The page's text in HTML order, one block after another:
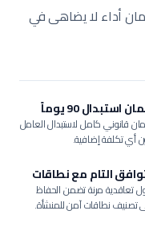
أداء لا يضاهى في
استبدال 90 يوماً
قانوني كامل لاستبدال العامل
أي تكلفة إضافية.
التام مع نطاقات
تعاقدية مرنة تضمن الحفاظ
تصنيف نطاقات آمن للمنشأة.